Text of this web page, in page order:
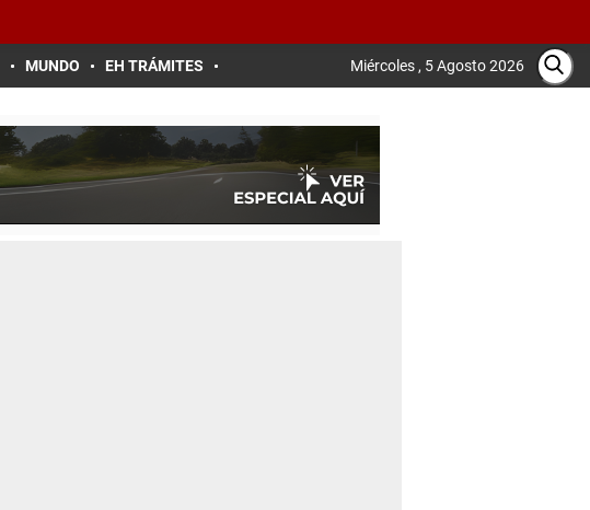
MUNDO EH TRÁMITES Miércoles , 5 Agosto 2026